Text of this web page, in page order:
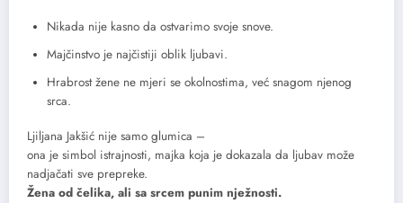
Nikada nije kasno da ostvarimo svoje snove.
Majčinstvo je najčistiji oblik ljubavi.
Hrabrost žene ne mjeri se okolnostima, već snagom njenog
srca.
Ljiljana Jakšić nije samo glumica –
ona je simbol istrajnosti, majka koja je dokazala da ljubav može
nadjačati sve prepreke.
Žena od čelika, ali sa srcem punim nježnosti.